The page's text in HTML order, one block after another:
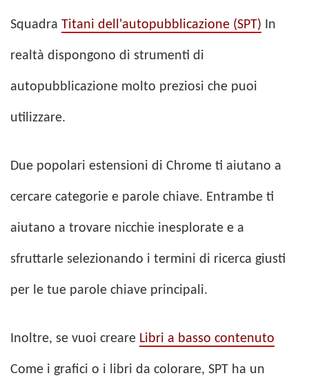
Squadra Titani dell'autopubblicazione (SPT) In
realtà dispongono di strumenti di
autopubblicazione molto preziosi che puoi
utilizzare.
Due popolari estensioni di Chrome ti aiutano a
cercare categorie e parole chiave. Entrambe ti
aiutano a trovare nicchie inesplorate e a
sfruttarle selezionando i termini di ricerca giusti
per le tue parole chiave principali.
Inoltre, se vuoi creare Libri a basso contenuto
Come i grafici o i libri da colorare, SPT ha un